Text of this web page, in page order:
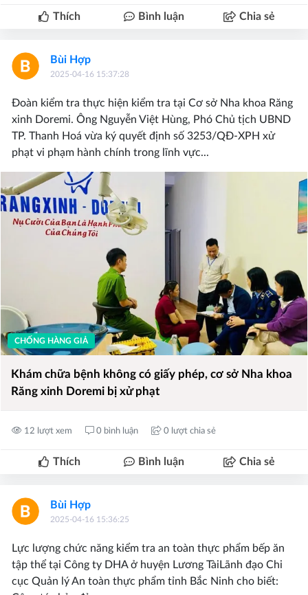
Thích Bình luận Chia sẻ
Bùi Hợp
2025-04-16 15:37:28
Đoàn kiểm tra thực hiện kiểm tra tại Cơ sở Nha khoa Răng
xinh Doremi. Ông Nguyễn Việt Hùng, Phó Chủ tịch UBND
TP. Thanh Hoá vừa ký quyết định số 3253/QĐ-XPH xử
phạt vi phạm hành chính trong lĩnh vực...
CHỐNG HÀNG GIẢ
Khám chữa bệnh không có giấy phép, cơ sở Nha khoa
Răng xinh Doremi bị xử phạt
12 lượt xem 0 bình luận 0 lượt chia sẻ
Thích Bình luận Chia sẻ
Bùi Hợp
2025-04-16 15:36:25
Lực lượng chức năng kiểm tra an toàn thực phẩm bếp ăn
tập thể tại Công ty DHA ở huyện Lương TàiLãnh đạo Chi
cục Quản lý An toàn thực phẩm tỉnh Bắc Ninh cho biết: